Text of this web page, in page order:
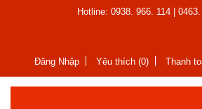
Hotline: 0938. 966. 114 |
Đăng Nhập Yêu thích (0) Thanh